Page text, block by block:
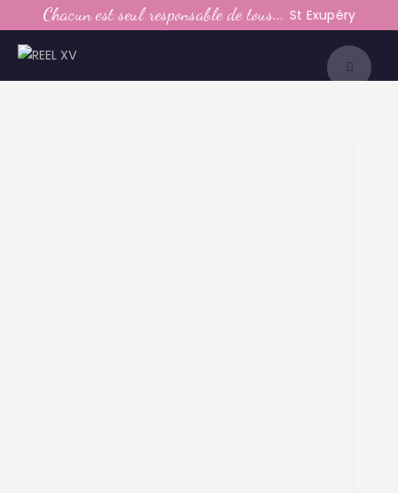
Chacun est seul responsable de tous... St Exupéry
LE CLUB
LA VIE DU CLUB
CATEGORIES